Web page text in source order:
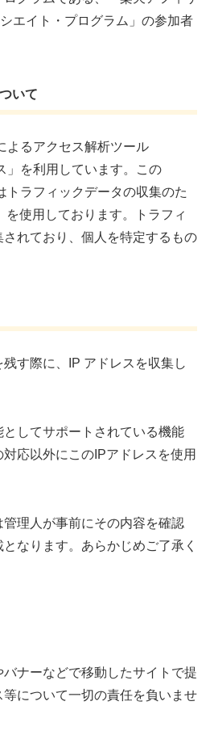
エイト・プログラム」の参加者
いて
よるアクセス解析ツール
」を利用しています。この
トラフィックデータの収集のた
使用しております。トラフィ
れており、個人を特定するもの
す際に、IP アドレスを収集し
してサポートされている機能
応以外にこのIPアドレスを使用
理人が事前にその内容を確認
なります。あらかじめご了承く
ナーなどで移動したサイトで提
について一切の責任を負いませ